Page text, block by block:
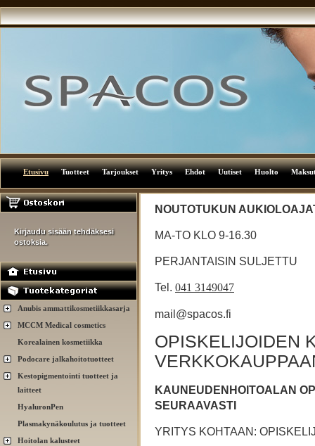
Etusivu Tuotteet Tarjoukset Yritys Ehdot Uutiset Huolto
Kirjaudu sisään tehdäksesi
ostoksia.
Anubis ammattikosmetiikkasarja
MCCM Medical cosmetics
Korealainen kosmetiikka
Podocare jalkahoitotuotteet
Kestopigmentointi tuotteet ja
laitteet
HyaluronPen
Plasmakynäkoulutus ja tuotteet
Hoitolan kalusteet
NOUTOTUKUN
MA-TO KLO 9-16.30
PERJANTAISIN SULJETTU
Tel. 041 3149047
mail@spacos.fi
OPISKELIJOIDEN
KAUNEUDENHOITOALAN
SEURAAVASTI
YRITYS KOHTAAN: